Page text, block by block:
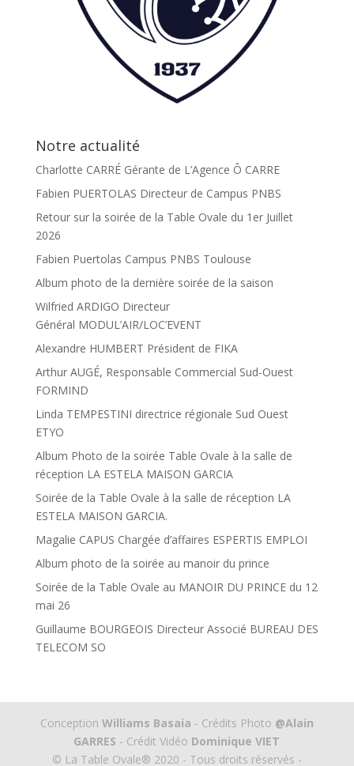
Notre actualité
Charlotte CARRÉ Gérante de L’Agence Ô CARRE
Fabien PUERTOLAS Directeur de Campus PNBS
Retour sur la soirée de la Table Ovale du 1er Juillet
2026
Fabien Puertolas Campus PNBS Toulouse
Album photo de la dernière soirée de la saison
Wilfried ARDIGO Directeur
Général MODUL’AIR/LOC’EVENT
Alexandre HUMBERT Président de FIKA
Arthur AUGÉ, Responsable Commercial Sud-Ouest
FORMIND
Linda TEMPESTINI directrice régionale Sud Ouest
ETYO
Album Photo de la soirée Table Ovale à la salle de
réception LA ESTELA MAISON GARCIA
Soirée de la Table Ovale à la salle de réception LA
ESTELA MAISON GARCIA.
Magalie CAPUS Chargée d’affaires ESPERTIS EMPLOI
Album photo de la soirée au manoir du prince
Soirée de la Table Ovale au MANOIR DU PRINCE du 12
mai 26
Guillaume BOURGEOIS Directeur Associé BUREAU DES
TELECOM SO
Conception Williams Basaia - Crédits Photo @Alain
GARRES - Crédit Vidéo Dominique VIET
© La Table Ovale® 2020 - Tous droits réservés -